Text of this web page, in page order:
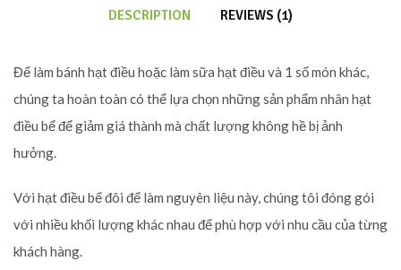
DESCRIPTION REVIEWS (1)
Để làm bánh hạt điều hoặc làm sữa hạt điều và 1 số món khác,
chúng ta hoàn toàn có thể lựa chọn những sản phẩm nhân hạt
điều bể để giảm giá thành mà chất lượng không hề bị ảnh
hưởng.
Với hạt điều bể đôi để làm nguyên liệu này, chúng tôi đóng gói
với nhiều khối lượng khác nhau để phù hợp với nhu cầu của từng
khách hàng.